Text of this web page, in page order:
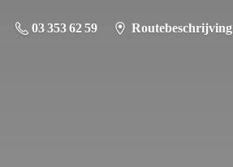
03 353 62 59 Routebeschrijving